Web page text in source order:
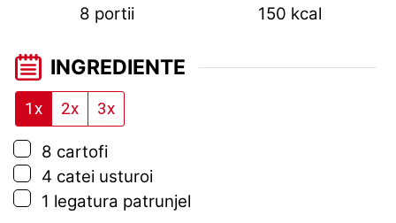
8 portii
150 kcal
INGREDIENTE
1x 2x 3x
▢
8 cartofi
▢
4 catei usturoi
▢
1 legatura patrunjel